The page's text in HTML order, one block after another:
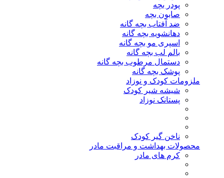
پودر بچه
صابون بچه
ضد آفتاب بچه گانه
دهانشویه بچه گانه
اسپری مو بچه گانه
بالم لب بچه گانه
دستمال مرطوب بچه گانه
پوشک بچه گانه
ملزومات کودک و نوزاد
شیشه شیر کودک
پستانک نوزاد
ناخن گیر کودک
محصولات بهداشت و مراقبت مادر
کرم های مادر